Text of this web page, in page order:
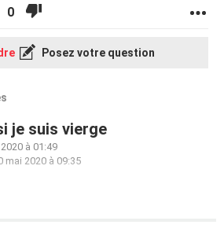
0
Posez votre question
je suis vierge
à 01:49
mai 2020 à 09:35